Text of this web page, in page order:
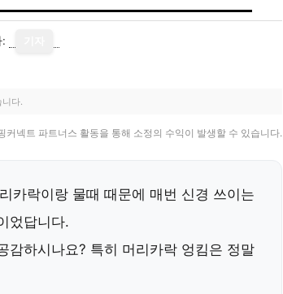
다.
커넥트 파트너스 활동을 통해 소정의 수익이 발생할 수 있습니다.
카락이랑 물때 때문에 매번 신경 쓰이는
었답니다.
감하시나요? 특히 머리카락 엉킴은 정말